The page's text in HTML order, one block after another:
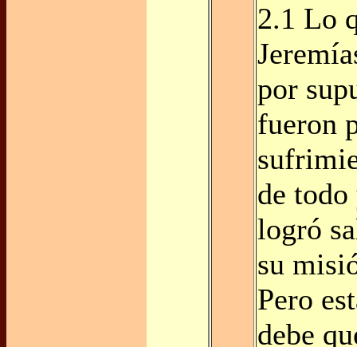
2.1 Lo
por
fueron
de
logró
su
Pero
debe